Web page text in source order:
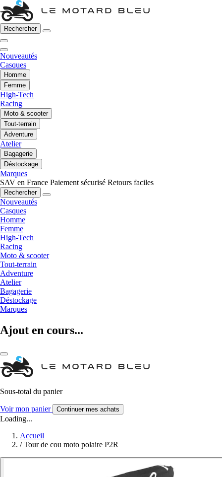
Rechercher
Nouveautés
Casques
Homme
Femme
High-Tech
Racing
Moto & scooter
Tout-terrain
Adventure
Atelier
Bagagerie
Déstockage
Marques
SAV en France Paiement sécurisé Retours faciles
Rechercher
Nouveautés
Casques
Homme
Femme
High-Tech
Racing
Moto & scooter
Tout-terrain
Adventure
Atelier
Bagagerie
Déstockage
Marques
Ajout en cours...
Sous-total du panier
Voir mon panier Continuer mes achats
Loading...
Accueil
/ Tour de cou moto polaire P2R